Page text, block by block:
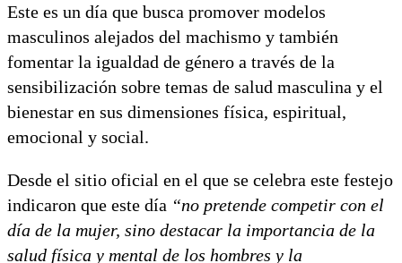
Este es un día que busca promover modelos
masculinos alejados del machismo y también
fomentar la igualdad de género a través de la
sensibilización sobre temas de salud masculina y el
bienestar en sus dimensiones física, espiritual,
emocional y social.
Desde el sitio oficial en el que se celebra este festejo
indicaron que este día “no pretende competir con el
día de la mujer, sino destacar la importancia de la
salud física y mental de los hombres y la